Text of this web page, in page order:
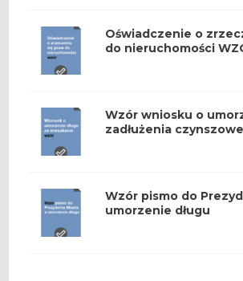
Oświadczenie o
do nieruchomości
Wzór wniosku o
zadłużenia
Wzór pismo do
umorzenie długu